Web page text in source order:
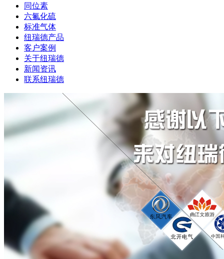
同位素
六氟化硫
标准气体
纽瑞德产品
客户案例
关于纽瑞德
新闻资讯
联系纽瑞德